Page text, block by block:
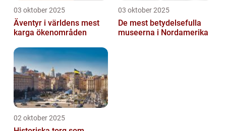
03 oktober 2025
Äventyr i världens mest
karga ökenområden
03 oktober 2025
De mest betydelsefulla
museerna i Nordamerika
02 oktober 2025